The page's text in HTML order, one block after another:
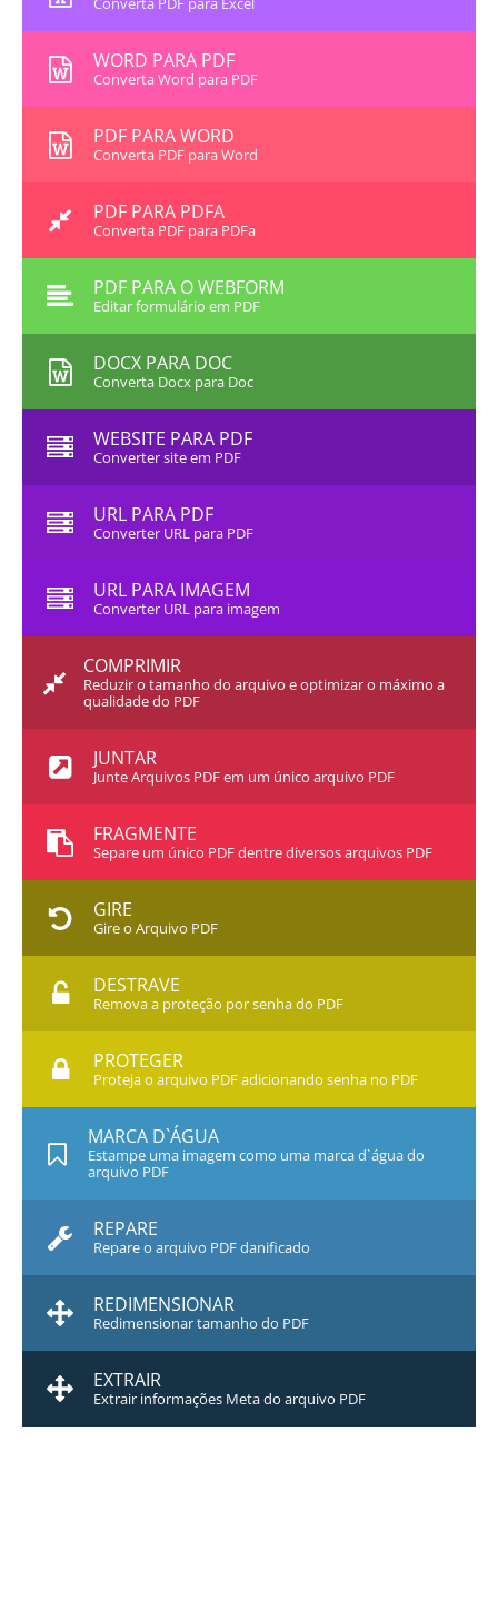
WORD PARA PDF
Converta Word para PDF
PDF PARA WORD
Converta PDF para Word
PDF PARA PDFA
Converta PDF para PDFa
PDF PARA O WEBFORM
Editar formulário em PDF
DOCX PARA DOC
Converta Docx para Doc
WEBSITE PARA PDF
Converter site em PDF
URL PARA PDF
Converter URL para PDF
URL PARA IMAGEM
Converter URL para imagem
COMPRIMIR
Reduzir o tamanho do arquivo e optimizar o máximo a
qualidade do PDF
JUNTAR
Junte Arquivos PDF em um único arquivo PDF
FRAGMENTE
Separe um único PDF dentre diversos arquivos PDF
GIRE
Gire o Arquivo PDF
DESTRAVE
Remova a proteção por senha do PDF
PROTEGER
Proteja o arquivo PDF adicionando senha no PDF
MARCA D`ÁGUA
Estampe uma imagem como uma marca d`água do
arquivo PDF
REPARE
Repare o arquivo PDF danificado
REDIMENSIONAR
Redimensionar tamanho do PDF
EXTRAIR
Extrair informações Meta do arquivo PDF